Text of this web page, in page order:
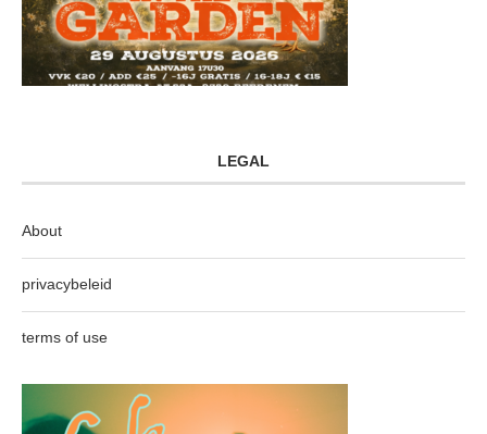
LEGAL
About
privacybeleid
terms of use